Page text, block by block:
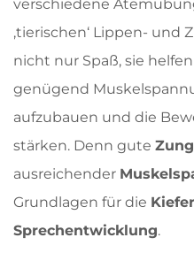
verschiedene
,tierischen‘ Lippen- und
nicht nur Spaß, sie
genügend
aufzubauen und die
stärken. Denn gute
ausreichender
Grundlagen für die
Sprechentwicklung.